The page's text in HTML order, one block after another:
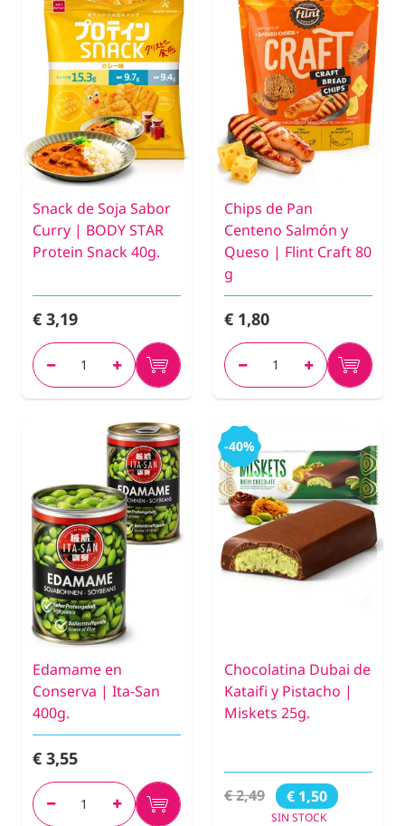
Snack de Soja Sabor
Curry | BODY STAR
Protein Snack 40g.
€ 3,19
Chips de Pan
Centeno Salmón y
Queso | Flint Craft 80
g
€ 1,80
Edamame en
Conserva | Ita-San
400g.
€ 3,55
-40%
Chocolatina Dubai de
Kataifi y Pistacho |
Miskets 25g.
€ 2,49 € 1,50
SIN STOCK